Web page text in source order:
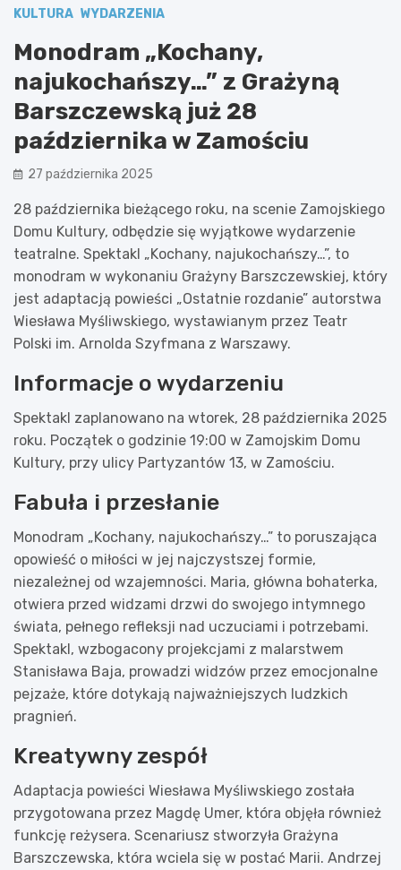
KULTURA WYDARZENIA
Monodram „Kochany,
najukochańszy…” z Grażyną
Barszczewską już 28
października w Zamościu
27 października 2025
28 października bieżącego roku, na scenie Zamojskiego
Domu Kultury, odbędzie się wyjątkowe wydarzenie
teatralne. Spektakl „Kochany, najukochańszy…”, to
monodram w wykonaniu Grażyny Barszczewskiej, który
jest adaptacją powieści „Ostatnie rozdanie” autorstwa
Wiesława Myśliwskiego, wystawianym przez Teatr
Polski im. Arnolda Szyfmana z Warszawy.
Informacje o wydarzeniu
Spektakl zaplanowano na wtorek, 28 października 2025
roku. Początek o godzinie 19:00 w Zamojskim Domu
Kultury, przy ulicy Partyzantów 13, w Zamościu.
Fabuła i przesłanie
Monodram „Kochany, najukochańszy…” to poruszająca
opowieść o miłości w jej najczystszej formie,
niezależnej od wzajemności. Maria, główna bohaterka,
otwiera przed widzami drzwi do swojego intymnego
świata, pełnego refleksji nad uczuciami i potrzebami.
Spektakl, wzbogacony projekcjami z malarstwem
Stanisława Baja, prowadzi widzów przez emocjonalne
pejzaże, które dotykają najważniejszych ludzkich
pragnień.
Kreatywny zespół
Adaptacja powieści Wiesława Myśliwskiego została
przygotowana przez Magdę Umer, która objęła również
funkcję reżysera. Scenariusz stworzyła Grażyna
Barszczewska, która wciela się w postać Marii. Andrzej